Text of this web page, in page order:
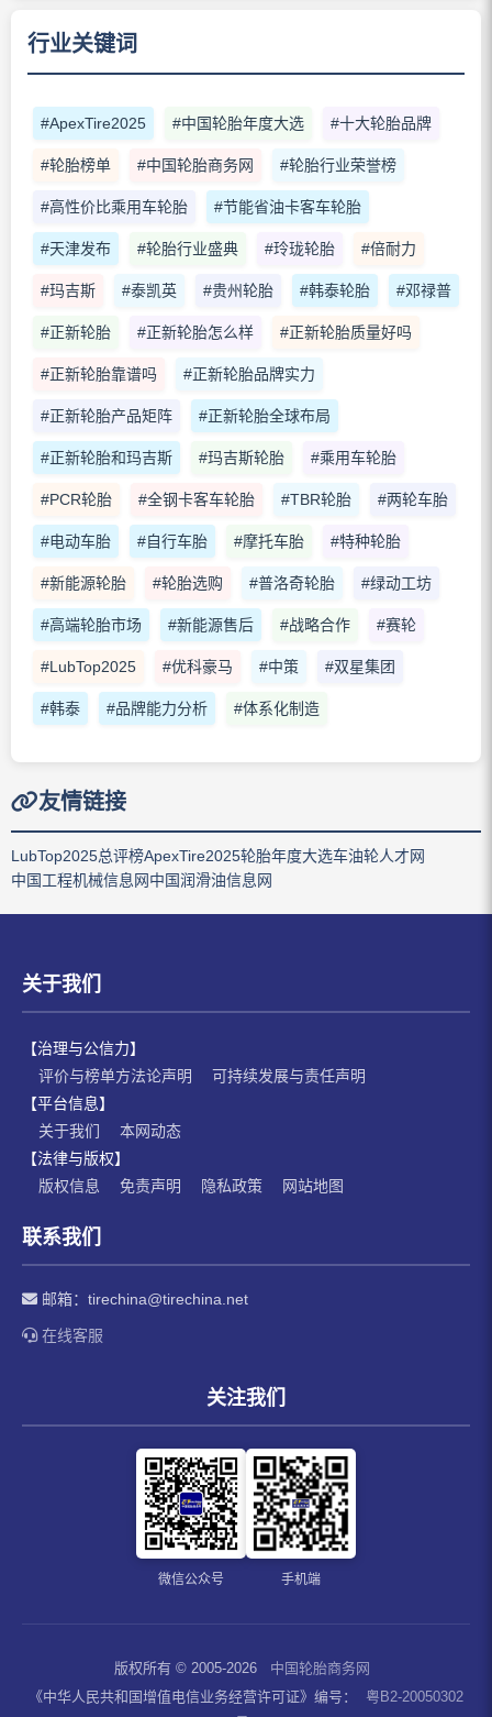
行业关键词
#ApexTire2025 #中国轮胎年度大选 #十大轮胎品牌
#轮胎榜单 #中国轮胎商务网 #轮胎行业荣誉榜
#高性价比乘用车轮胎 #节能省油卡客车轮胎
#天津发布 #轮胎行业盛典 #玲珑轮胎 #倍耐力
#玛吉斯 #泰凯英 #贵州轮胎 #韩泰轮胎 #邓禄普
#正新轮胎 #正新轮胎怎么样 #正新轮胎质量好吗
#正新轮胎靠谱吗 #正新轮胎品牌实力
#正新轮胎产品矩阵 #正新轮胎全球布局
#正新轮胎和玛吉斯 #玛吉斯轮胎 #乘用车轮胎
#PCR轮胎 #全钢卡客车轮胎 #TBR轮胎 #两轮车胎
#电动车胎 #自行车胎 #摩托车胎 #特种轮胎
#新能源轮胎 #轮胎选购 #普洛奇轮胎 #绿动工坊
#高端轮胎市场 #新能源售后 #战略合作 #赛轮
#LubTop2025 #优科豪马 #中策 #双星集团
#韩泰 #品牌能力分析 #体系化制造
友情链接
LubTop2025总评榜ApexTire2025轮胎年度大选车油轮人才网
中国工程机械信息网中国润滑油信息网
关于我们
【治理与公信力】
评价与榜单方法论声明
可持续发展与责任声明
【平台信息】
关于我们
本网动态
【法律与版权】
版权信息
免责声明 隐私政策 网站地图
联系我们
邮箱： tirechina@tirechina.net
在线客服
关注我们
微信公众号 手机端
版权所有 © 2005-2026
中国轮胎商务网
《中华人民共和国增值电信业务经营许可证》编号：
粤B2-20050302